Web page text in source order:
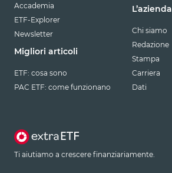
Accademia
ETF-Explorer
Newsletter
Migliori articoli
ETF: cosa sono
PAC ETF: come funzionano
L’azienda
Chi siamo
Redazione
Stampa
Carriera
Dati
Ti aiutiamo a crescere finanziariamente.